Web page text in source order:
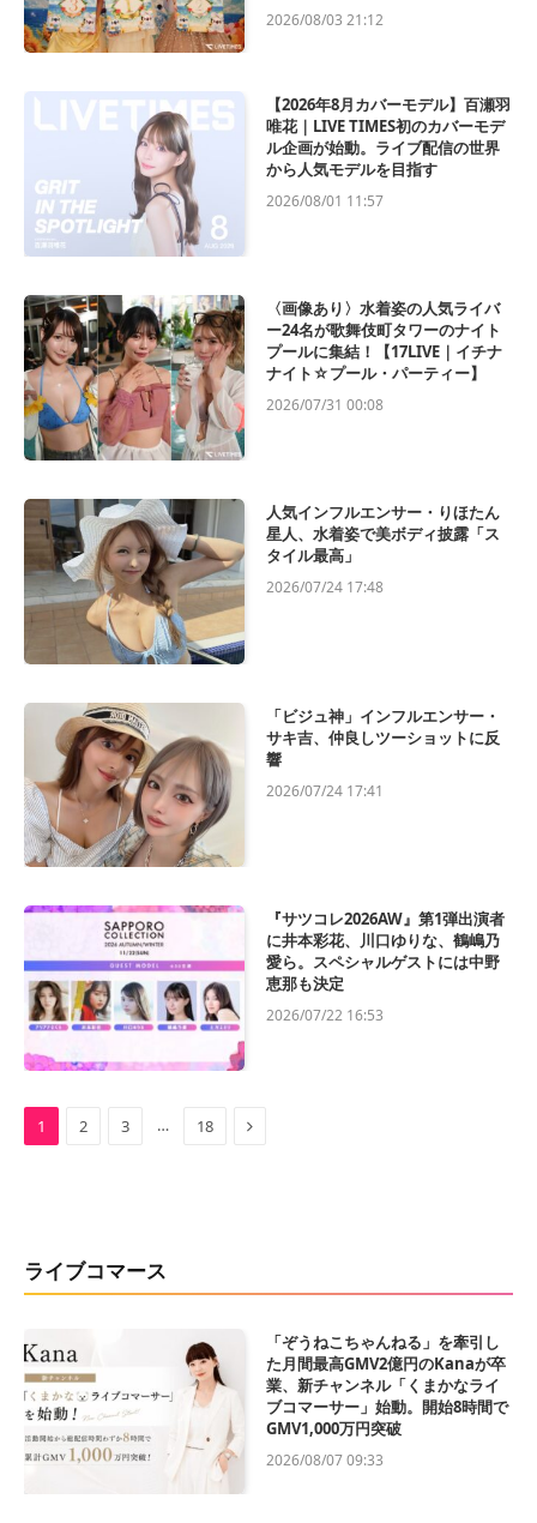
2026/08/03 21:12
【2026年8月カバーモデル】百瀬羽
唯花｜LIVE TIMES初のカバーモデ
ル企画が始動。ライブ配信の世界
から人気モデルを目指す
2026/08/01 11:57
〈画像あり〉水着姿の人気ライバ
ー24名が歌舞伎町タワーのナイト
プールに集結！【17LIVE｜イチナ
ナイト☆プール・パーティー】
2026/07/31 00:08
人気インフルエンサー・りほたん
星人、水着姿で美ボディ披露「ス
タイル最高」
2026/07/24 17:48
「ビジュ神」インフルエンサー・
サキ吉、仲良しツーショットに反
響
2026/07/24 17:41
『サツコレ2026AW』第1弾出演者
に井本彩花、川口ゆりな、鶴嶋乃
愛ら。スペシャルゲストには中野
恵那も決定
2026/07/22 16:53
1 2 3 … 18 Next
ライブコマース
「ぞうねこちゃんねる」を牽引し
た月間最高GMV2億円のKanaが卒
業、新チャンネル「くまかなライ
ブコマーサー」始動。開始8時間で
GMV1,000万円突破
2026/08/07 09:33